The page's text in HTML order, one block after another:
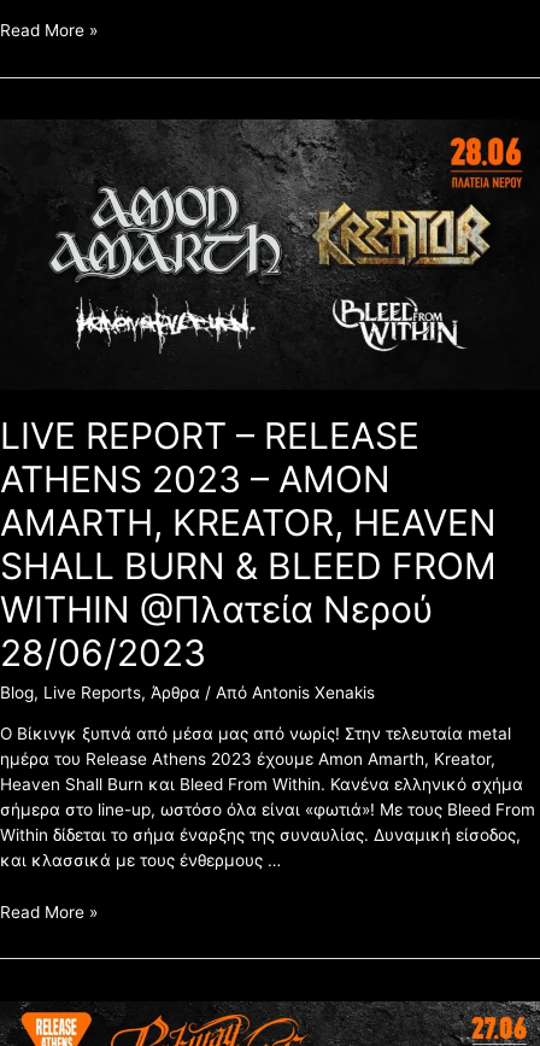
Read More »
LIVE REPORT – RELEASE
ATHENS 2023 – AMON
AMARTH, KREATOR, HEAVEN
SHALL BURN & BLEED FROM
WITHIN @Πλατεία Νερού
28/06/2023
Blog, Live Reports, Άρθρα / Από Antonis Xenakis
Ο Βίκινγκ ξυπνά από μέσα μας από νωρίς! Στην τελευταία metal
ημέρα του Release Athens 2023 έχουμε Amon Amarth, Kreator,
Heaven Shall Burn και Bleed From Within. Κανένα ελληνικό σχήμα
σήμερα στο line-up, ωστόσο όλα είναι «φωτιά»! Με τους Bleed From
Within δίδεται το σήμα έναρξης της συναυλίας. Δυναμική είσοδος,
και κλασσικά με τους ένθερμους …
RELEASE
ATHENS
BURN
BLEED
FROM
WITHIN
@Πλατεία
Νερού
28/06/2023
Read More »
ΑΦΙΕΡΩΜΑ
RELEASE